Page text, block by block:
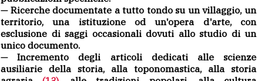
— Ricerche documentate a tutto tondo su un villaggio, un
territorio, una istituzione od un'opera d'arte, con
esclusione di saggi occasionali dovuti allo studio di un
unico documento.
— Incremento degli articoli dedicati alle scienze
ausiliarie della storia, alla toponomastica, alla storia